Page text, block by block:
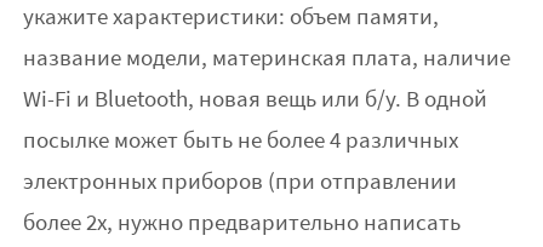
укажите характеристики: объем памяти,
название модели, материнская плата, наличие
Wi-Fi и Bluetooth, новая вещь или б/у. В одной
посылке может быть не более 4 различных
электронных приборов (при отправлении
более 2х, нужно предварительно написать